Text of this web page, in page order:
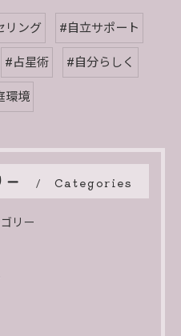
リング #自立サポート
#占星術 #自分らしく
環境
ー Categories
リー